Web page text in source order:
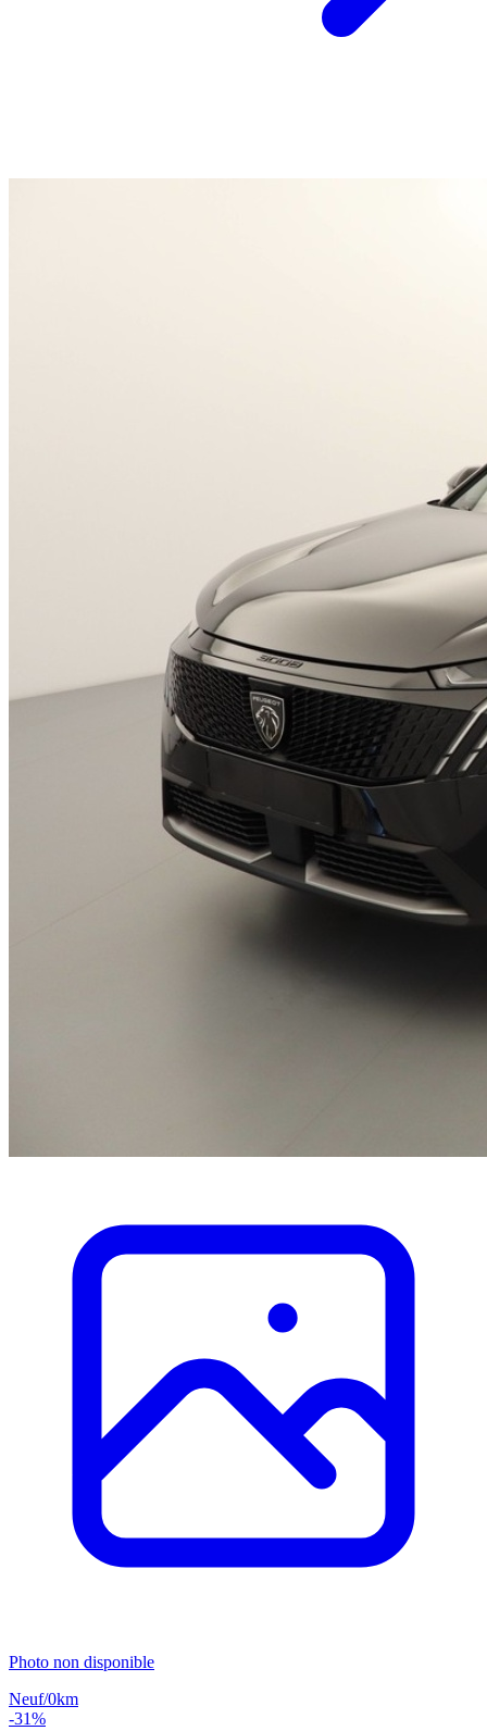
Photo non disponible
Neuf/0km
-31%